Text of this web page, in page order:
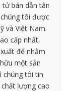
bán dẫn tân
tôi được
và Việt Nam.
cấp nhất,
để nhằm
một sản
chúng tôi tin
lượng cao